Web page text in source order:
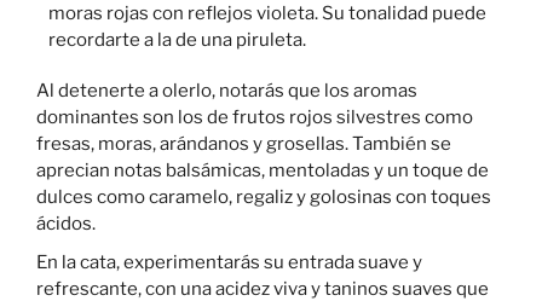
moras rojas con reflejos violeta. Su tonalidad puede
recordarte a la de una piruleta.
Al detenerte a olerlo, notarás que los aromas
dominantes son los de frutos rojos silvestres como
fresas, moras, arándanos y grosellas. También se
aprecian notas balsámicas, mentoladas y un toque de
dulces como caramelo, regaliz y golosinas con toques
ácidos.
En la cata, experimentarás su entrada suave y
refrescante, con una acidez viva y taninos suaves que